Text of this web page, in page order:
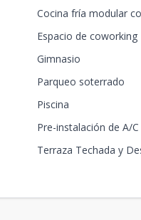
1 1
2 1
2
2 1
2 2 1
Cocina fría modular
Espacio de coworking
Gimnasio
Parqueo soterrado
Piscina
Pre-instalación de A/C
Terraza Techada y